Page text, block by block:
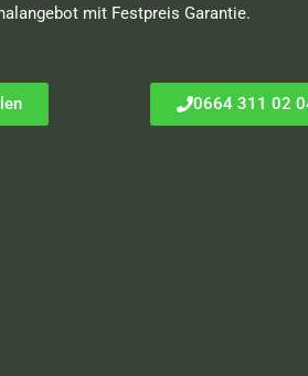
mit Festpreis Garantie.
0664 311 02